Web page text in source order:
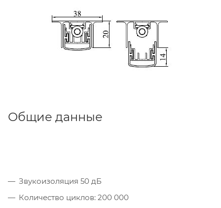
Общие данные
Звукоизоляция 50 дБ
Количество циклов: 200 000